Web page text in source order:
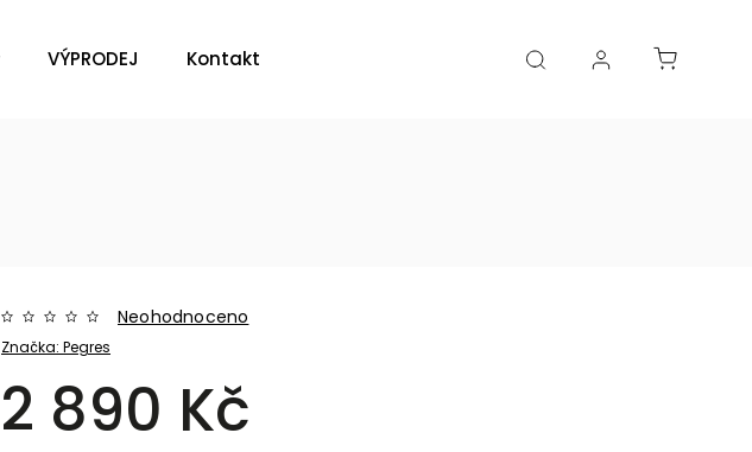
VÝPRODEJ Kontakty
Značka:Pegres
Neohodnoceno
2 890 Kč